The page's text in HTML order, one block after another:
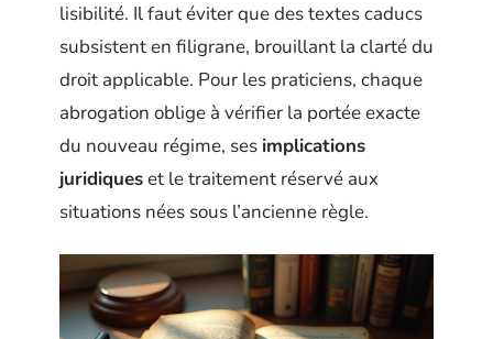
lisibilité. Il faut éviter que des textes caducs
subsistent en filigrane, brouillant la clarté du
droit applicable. Pour les praticiens, chaque
abrogation oblige à vérifier la portée exacte
du nouveau régime, ses implications
juridiqueset le traitement réservé aux
situations nées sous l’ancienne règle.